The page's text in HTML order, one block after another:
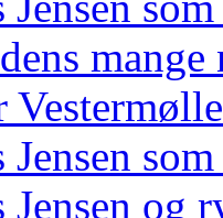
mange
Jensen
Jensen og